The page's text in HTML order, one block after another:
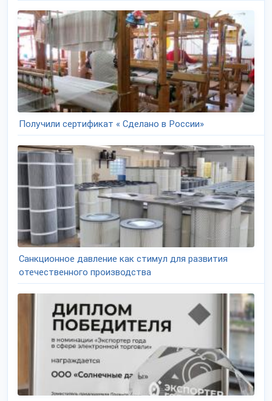
Получили сертификат « Сделано в России»
Санкционное давление как стимул для развития
отечественного производства